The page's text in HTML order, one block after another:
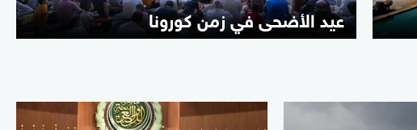
عيد الأضحى في زمن كورونا